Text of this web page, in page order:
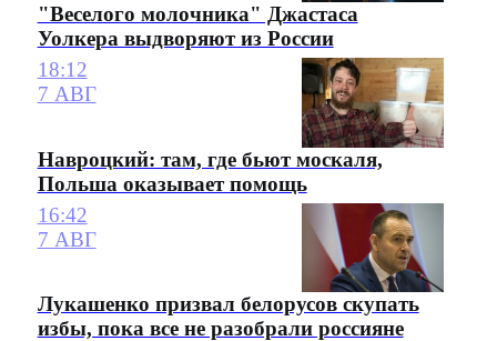
"Веселого молочника" Джастаса
Уолкера выдворяют из России
18:12
7 АВГ
Навроцкий: там, где бьют москаля,
Польша оказывает помощь
16:42
7 АВГ
Лукашенко призвал белорусов скупать
избы, пока все не разобрали россияне